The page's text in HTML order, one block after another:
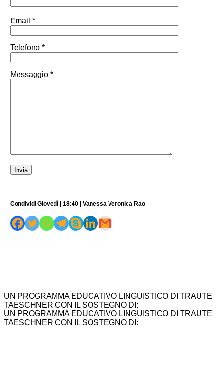
Email *
Telefono *
Messaggio *
Condividi Giovedì | 18:40 | Vanessa Veronica Rao
UN PROGRAMMA EDUCATIVO LINGUISTICO DI TRAUTE
TAESCHNER CON IL SOSTEGNO DI:
UN PROGRAMMA EDUCATIVO LINGUISTICO DI TRAUTE
TAESCHNER CON IL SOSTEGNO DI: